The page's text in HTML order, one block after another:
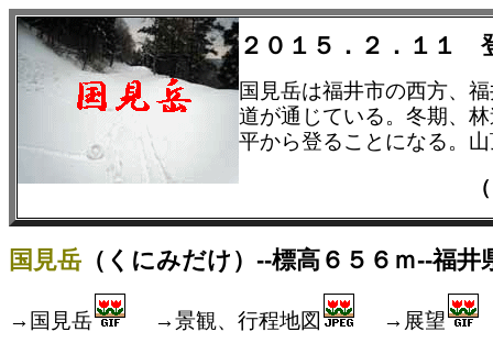
２０１５．２．１１
国見岳は福井市の西方、
道が通じている。冬期、
平から登ることになる。
国見岳 （くにみだけ）--標高６５６ｍ--福井
→国見岳 →景観、行程地図 →展望